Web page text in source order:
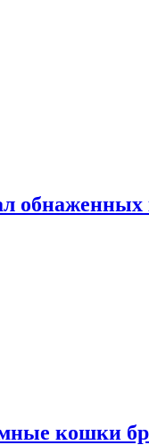
кошки